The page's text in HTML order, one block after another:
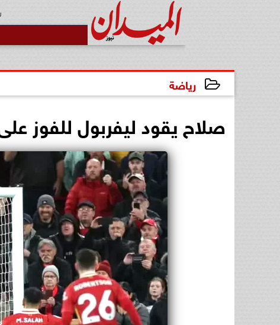
رياضة
صلاح يقود ليفربول للفوز